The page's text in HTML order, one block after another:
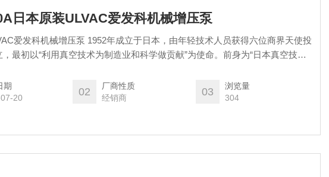
日本原装ULVAC爱发科机械增压泵
爱发科机械增压泵 1952年成立于日本，由年轻技术人员获得六位商界天使投
最初以“利用真空技术为制造业和科学做贡献”为使命‌。前身为“日本真空技术
期
20
02
厂商性质
经销商
03
浏览量
304